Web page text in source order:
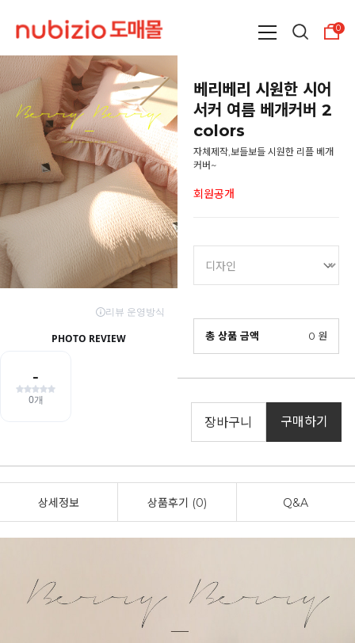
0
베리베리 시원한 시어
서커 여름 베개커버 2
colors
자체제작,보들보들 시원한 리플 베개
커버~
회원공개
총 상품 금액 0 원
장바구니 구매하기
상세정보 상품후기 (0) Q&A